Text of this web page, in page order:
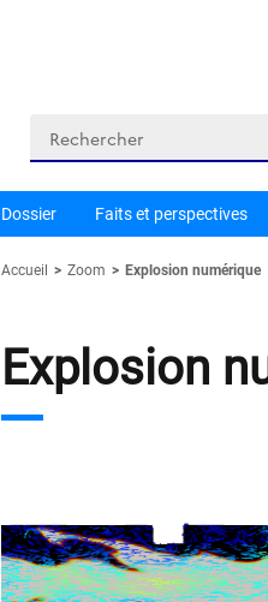
Rechercher
Dossier Faits et perspectives
Accueil Zoom Explosion numérique
Explosion